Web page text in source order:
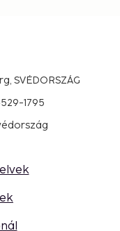
SVÉDORSZÁG
1795